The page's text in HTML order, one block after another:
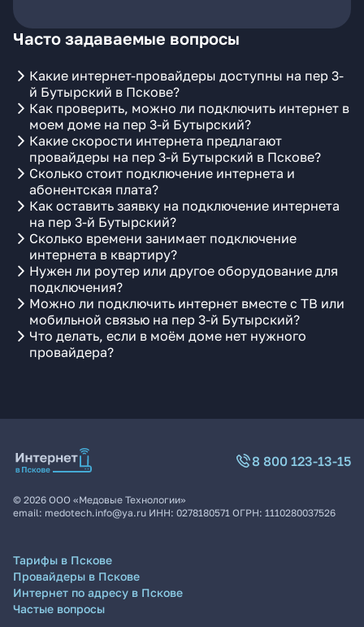
Часто задаваемые вопросы
Какие интернет-провайдеры доступны на пер 3-
й Бутырский в Пскове?
Как проверить, можно ли подключить интернет в
моем доме на пер 3-й Бутырский?
Какие скорости интернета предлагают
провайдеры на пер 3-й Бутырский в Пскове?
Сколько стоит подключение интернета и
абонентская плата?
Как оставить заявку на подключение интернета
на пер 3-й Бутырский?
Сколько времени занимает подключение
интернета в квартиру?
Нужен ли роутер или другое оборудование для
подключения?
Можно ли подключить интернет вместе с ТВ или
мобильной связью на пер 3-й Бутырский?
Что делать, если в моём доме нет нужного
провайдера?
8 800 123-13-15
© 2026 ООО «Медовые Технологии»
email: medotech.info@ya.ru ИНН: 0278180571 ОГРН: 1110280037526
Тарифы в Пскове
Провайдеры в Пскове
Интернет по адресу в Пскове
Частые вопросы